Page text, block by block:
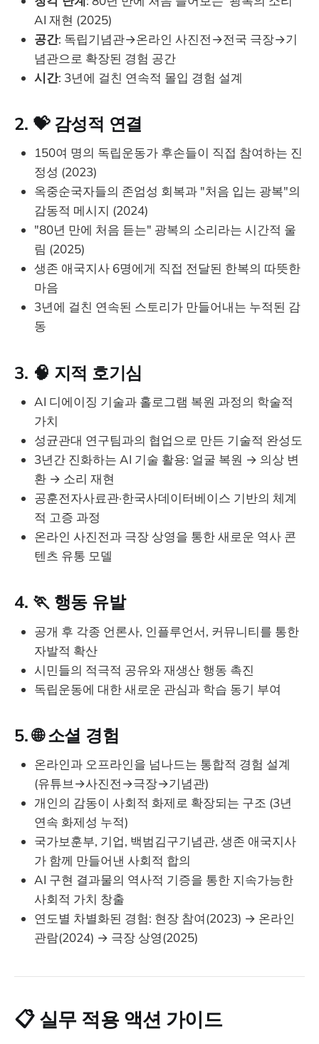
AI 재현 (2025)
공간: 독립기념관→온라인 사진전→전국 극장→기
념관으로 확장된 경험 공간
시간: 3년에 걸친 연속적 몰입 경험 설계
2. 💝 감성적 연결
150여 명의 독립운동가 후손들이 직접 참여하는 진
정성 (2023)
옥중순국자들의 존엄성 회복과 "처음 입는 광복"의
감동적 메시지 (2024)
"80년 만에 처음 듣는" 광복의 소리라는 시간적 울
림 (2025)
생존 애국지사 6명에게 직접 전달된 한복의 따뜻한
마음
3년에 걸친 연속된 스토리가 만들어내는 누적된 감
동
3. 🧠 지적 호기심
AI 디에이징 기술과 홀로그램 복원 과정의 학술적
가치
성균관대 연구팀과의 협업으로 만든 기술적 완성도
3년간 진화하는 AI 기술 활용: 얼굴 복원 → 의상 변
환 → 소리 재현
공훈전자사료관·한국사데이터베이스 기반의 체계
적 고증 과정
온라인 사진전과 극장 상영을 통한 새로운 역사 콘
텐츠 유통 모델
4. 🏃 행동 유발
공개 후 각종 언론사, 인플루언서, 커뮤니티를 통한
자발적 확산
시민들의 적극적 공유와 재생산 행동 촉진
독립운동에 대한 새로운 관심과 학습 동기 부여
5. 🌐소셜 경험
온라인과 오프라인을 넘나드는 통합적 경험 설계
(유튜브→사진전→극장→기념관)
개인의 감동이 사회적 화제로 확장되는 구조 (3년
연속 화제성 누적)
국가보훈부, 기업, 백범김구기념관, 생존 애국지사
가 함께 만들어낸 사회적 합의
AI 구현 결과물의 역사적 기증을 통한 지속가능한
사회적 가치 창출
연도별 차별화된 경험: 현장 참여(2023) → 온라인
관람(2024) → 극장 상영(2025)
📋 실무 적용 액션 가이드